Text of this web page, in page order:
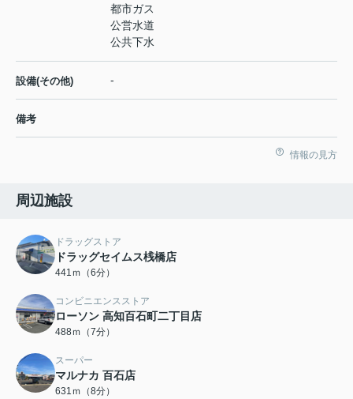
都市ガス
公営水道
公共下水
設備(その他) -
備考
情報の見方
周辺施設
ドラッグストア
ドラッグセイムス桟橋店
441ｍ（6分）
コンビニエンスストア
ローソン 高知百石町二丁目店
488ｍ（7分）
スーパー
マルナカ 百石店
631ｍ（8分）